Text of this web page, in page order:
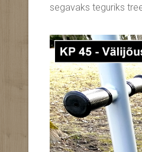
segavaks teguriks